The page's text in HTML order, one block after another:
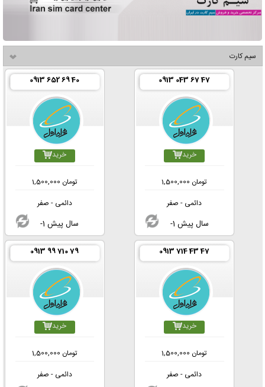
سیم کارت
0913 043 67 47
خرید
1,500,000 تومان
دائمی - صفر
-1 سال پیش
0913 652 69 40
خرید
1,500,000 تومان
دائمی - صفر
-1 سال پیش
0913 714 43 47
خرید
1,500,000 تومان
دائمی - صفر
0913 99 710 79
خرید
1,500,000 تومان
دائمی - صفر